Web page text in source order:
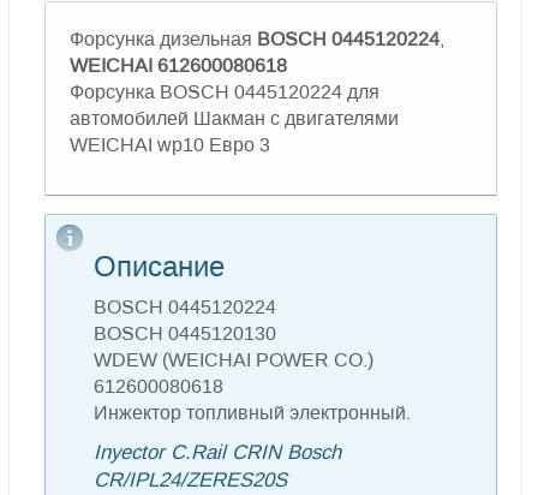
Форсунка дизельная BOSCH 0445120224,
WEICHAI 612600080618
Форсунка BOSCH 0445120224 для
автомобилей Шакман с двигателями
WEICHAI wp10 Евро 3
Описание
BOSCH 0445120224
BOSCH 0445120130
WDEW (WEICHAI POWER CO.)
612600080618
Инжектор топливный электронный.
Inyector C.Rail CRIN Bosch
CR/IPL24/ZERES20S